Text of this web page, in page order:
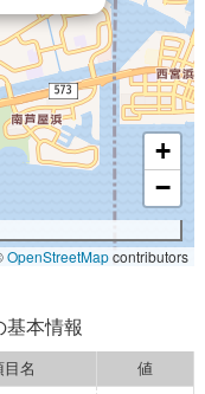
+
−
OpenStreetMapcontributors
基本情報
目名
値